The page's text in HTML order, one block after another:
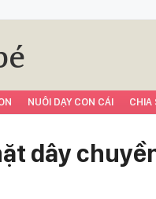
NUÔI DẠY CON CÁI CHIA
dây